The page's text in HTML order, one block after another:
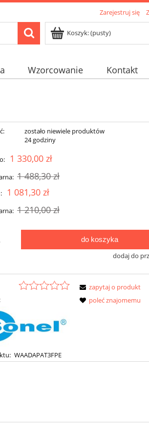
Zarejestruj się
Koszyk:(pusty)
Wzorcowanie Kontakt
zostało niewiele produktów
24 godziny
1 330,00 zł
1 488,30 zł
1 081,30 zł
1 210,00 zł
do koszyka
dodaj do
WAADAPAT3FPE
zapytaj o produkt
poleć znajomemu